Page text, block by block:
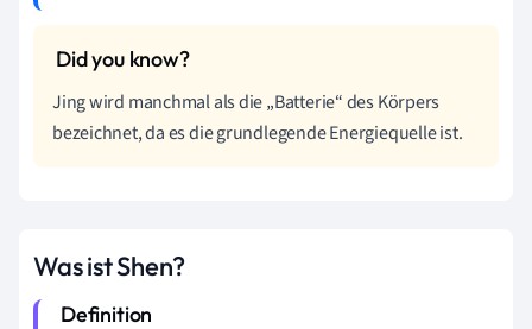
Jing wird manchmal als die „Batterie“ des Körpers
bezeichnet, da es die grundlegende Energiequelle ist.
Was ist Shen?